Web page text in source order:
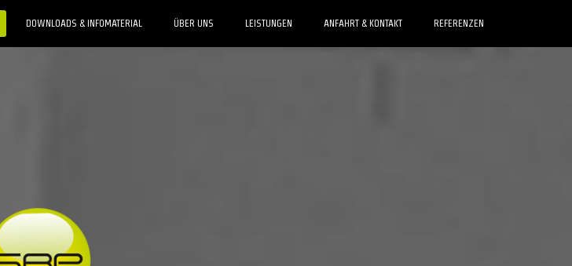
DOWNLOADS & INFOMATERIAL ÜBER UNS LEISTUNGEN ANFAHRT & KONTAKT REFERENZEN